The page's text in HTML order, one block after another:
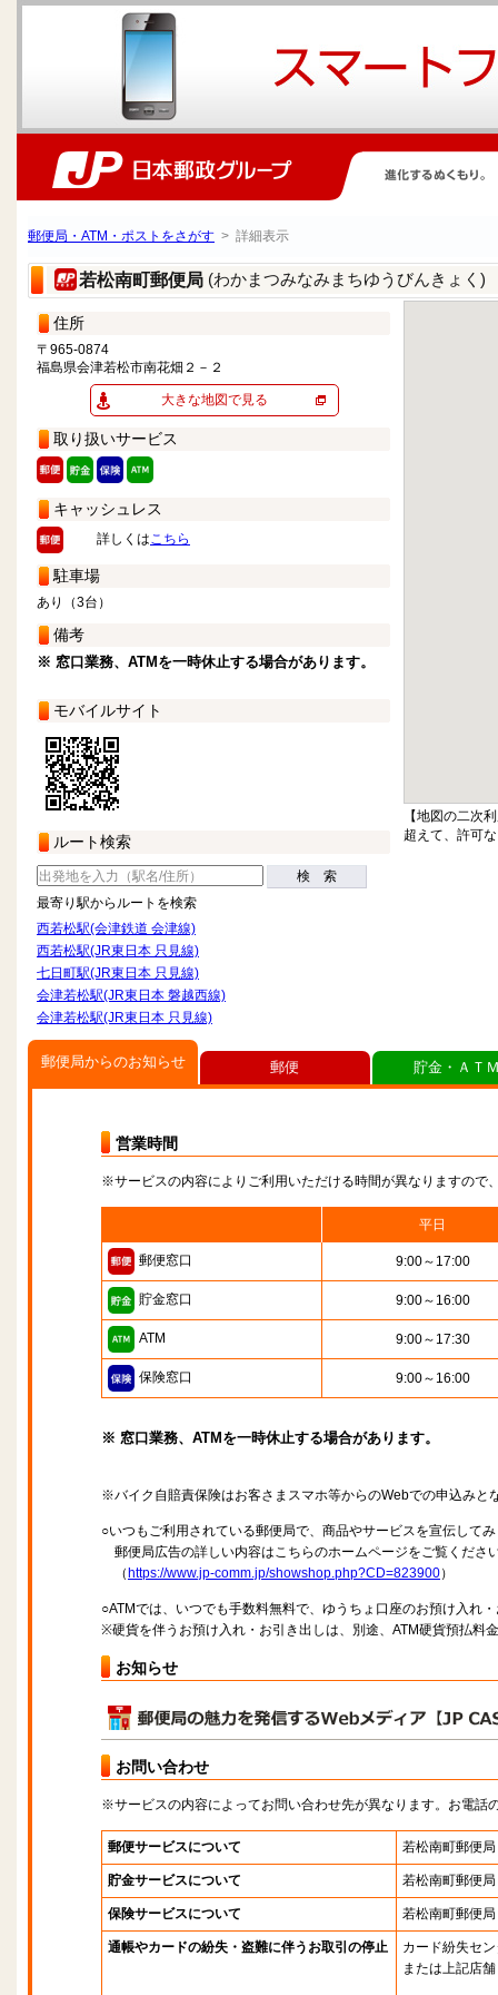
郵便局・ATM・ポストをさがす > 詳細表示
若松南町郵便局 (わかまつみなみまちゆうびんきょく)
住所
〒965-0874
福島県会津若松市南花畑２－２
大きな地図で見る
取り扱いサービス
キャッシュレス
詳しくはこちら
駐車場
あり（3台）
備考
※ 窓口業務、ATMを一時休止する場合があります。
モバイルサイト
ルート検索
検 索
最寄り駅からルートを検索
西若松駅(会津鉄道 会津線)
西若松駅(JR東日本 只見線)
七日町駅(JR東日本 只見線)
会津若松駅(JR東日本 磐越西線)
会津若松駅(JR東日本 只見線)
【地図の二次
超えて、許可
郵便局からのお知らせ
営業時間
※サービスの内容によりご利用いただける時間が異なりますので
平日
郵便窓口 9:00～17:00
貯金窓口 9:00～16:00
ATM 9:00～17:30
保険窓口 9:00～16:00
※ 窓口業務、ATMを一時休止する場合があります。
※バイク自賠責保険はお客さまスマホ等からのWebでの申込みと
○いつもご利用されている郵便局で、商品やサービスを宣伝して
郵便局広告の詳しい内容はこちらのホームページをご覧くださ
（ https://www.jp-comm.jp/showshop.php?CD=823900）
○ATMでは、いつでも手数料無料で、ゆうちょ口座のお預け入れ
※硬貨を伴うお預け入れ・お引き出しは、別途、ATM硬貨預払料
お知らせ
お問い合わせ
※サービスの内容によってお問い合わせ先が異なります。お電話
郵便サービスについて 若松南町郵便局
貯金サービスについて 若松南町郵便局
保険サービスについて 若松南町郵便局
通帳やカードの紛失・盗難に伴うお取引の停止
カード紛失セ
または上記店舗
郵便 貯金・ＡＴ